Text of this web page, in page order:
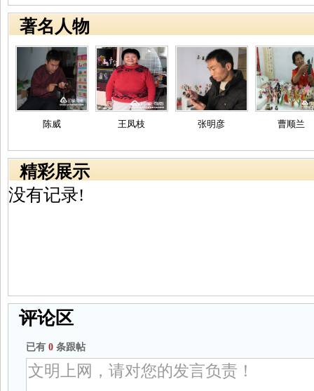
著名人物
陈威 王凤枝 张明彦 曹顺兰
精彩展示
没有记录!
评论区
已有 0 条跟帖